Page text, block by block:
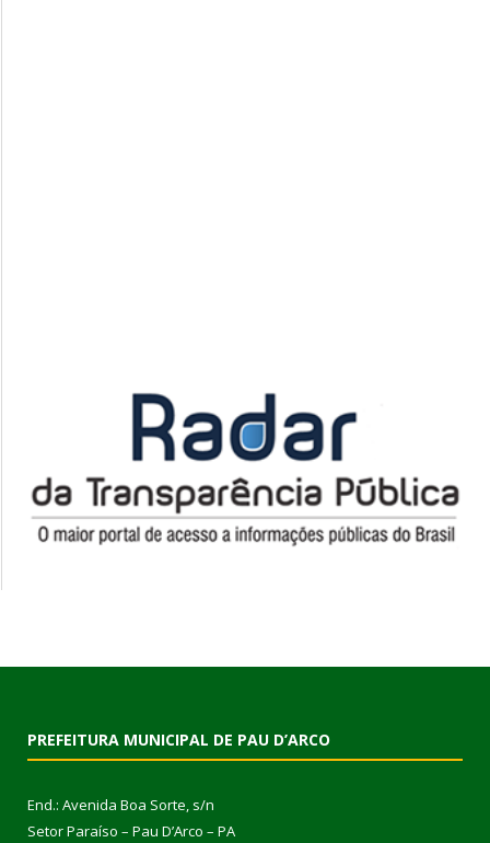
PREFEITURA MUNICIPAL DE PAU D’ARCO
End.: Avenida Boa Sorte, s/n
Setor Paraíso – Pau D’Arco – PA